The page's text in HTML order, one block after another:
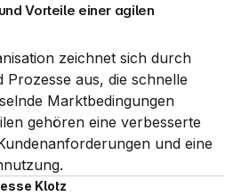
Vorteile einer agilen
zeichnet sich durch
aus, die schnelle
Marktbedingungen
gehören eine verbesserte
und eine
Klotz